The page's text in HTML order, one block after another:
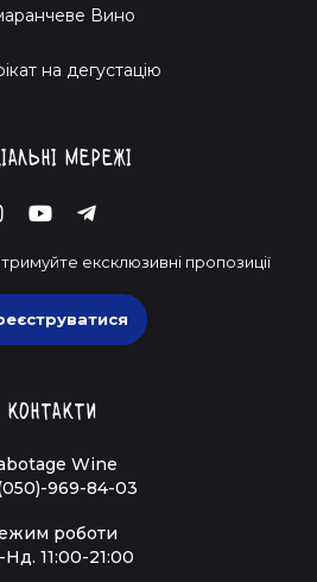
Вино
на дегустацію
мережі
ексклюзивні пропозиції
Контакти
Wine
969-84-03
роботи
11:00-21:00